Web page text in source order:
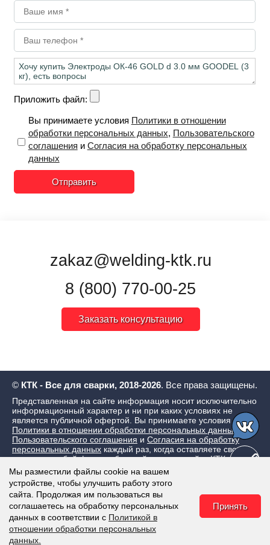
Приложить файл:
Вы принимаете условия Политики в отношении
обработки персональных данных, Пользовательского
соглашения и Согласия на обработку персональных
данных
Отправить
zakaz@welding-ktk.ru
8 (800) 770-00-25
Заказать консультацию
Мы разместили файлы cookie на вашем
устройстве, чтобы улучшить работу этого
сайта. Продолжая им пользоваться вы
соглашаетесь на обработку персональных
данных в соответствии с Политикой в
отношении обработки персональных
данных.
Принять
© КТК - Все для сварки, 2018-2026. Все права защищены.
Представленная на сайте информация носит исключительно
информационный характер и ни при каких условиях не
является публичной офертой. Вы принимаете условия
Политики в отношении обработки персональных данных ,
Пользовательского соглашения и Согласия на обработку
персональных данных каждый раз, когда оставляете свои
данные в любой форме обратной связи на сайте КТК - Все
для сварки